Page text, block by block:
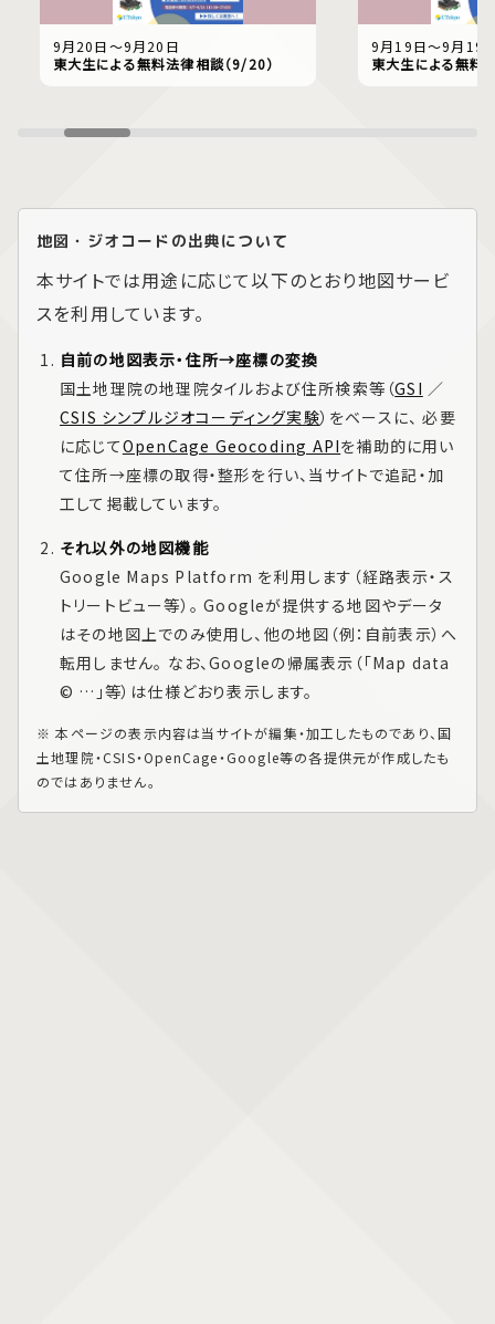
9月20日〜9月20日
東大生による無料法律相談（9/20）
9月19日〜9月19
東大生による無料
地図・ジオコードの出典について
本サイトでは用途に応じて以下のとおり地図サービ
スを利用しています。
自前の地図表示・住所→座標の変換
国土地理院の地理院タイルおよび住所検索等（GSI ／
CSIS シンプルジオコーディング実験）をベースに、 必要
に応じてOpenCage Geocoding APIを補助的に用い
て住所→座標の取得・整形を行い、当サイトで追記・加
工して掲載しています。
それ以外の地図機能
Google Maps Platform を利用します（経路表示・ス
トリートビュー等）。 Googleが提供する地図やデータ
はその地図上でのみ使用し、他の地図（例：自前表示）へ
転用しません。 なお、Googleの帰属表示（「Map data
© …」等）は仕様どおり表示します。
※ 本ページの表示内容は当サイトが編集・加工したものであり、国
土地理院・CSIS・OpenCage・Google等の各提供元が作成したも
のではありません。